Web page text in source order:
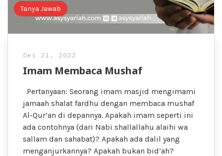
Tanya Jawab
Des 21, 2022
Imam Membaca Mushaf
Pertanyaan: Seorang imam masjid mengimami
jamaah shalat fardhu dengan membaca mushaf
Al-Qur’an di depannya. Apakah imam seperti ini
ada contohnya (dari Nabi shallallahu alaihi wa
sallam dan sahabat)? Apakah ada dalil yang
menganjurkannya? Apakah bukan bid’ah?